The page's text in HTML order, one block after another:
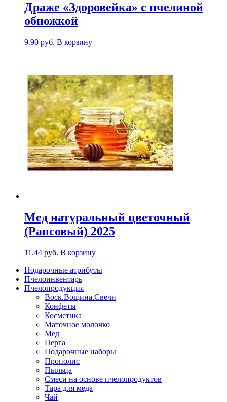
Драже «Здоровейка» с пчелиной
обножкой
9.90 руб. В корзину
Мед натуральный цветочный
(Рапсовый) 2025
11.44 руб. В корзину
Подарочные атрибуты
Пчелоинвентарь
Пчелопродукция
Воск.Вощина.Свечи
Конфеты
Косметика
Маточное молочко
Мед
Перга
Подарочные наборы
Прополис
Пыльца
Смеси на основе пчелопродуктов
Тара для меда
Чай